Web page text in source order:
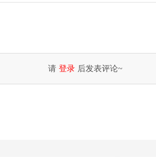
请 登录 后发表评论~